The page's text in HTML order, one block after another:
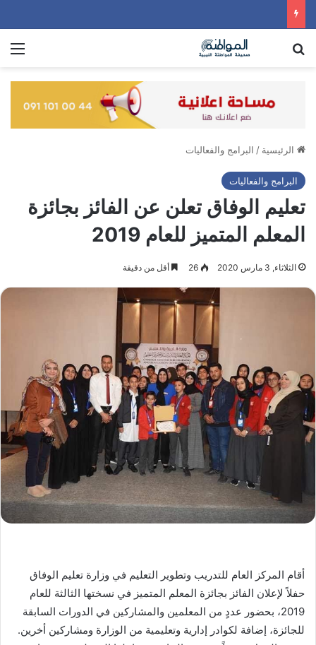
الرئيسية / البرامج والفعاليات
البرامج والفعاليات
تعليم الوفاق تعلن عن الفائز بجائزة
المعلم المتميز للعام 2019
الثلاثاء, 3 مارس 2020 26 أقل من دقيقة
أقام المركز العام للتدريب وتطوير التعليم في وزارة تعليم الوفاق
حفلاً لإعلان الفائز بجائزة المعلم المتميز في نسختها الثالثة للعام
2019، بحضور عددٍ من المعلمين والمشاركين في الدورات السابقة
للجائزة، إضافة لكوادر إدارية وتعليمية من الوزارة ومشاركين أخرين.